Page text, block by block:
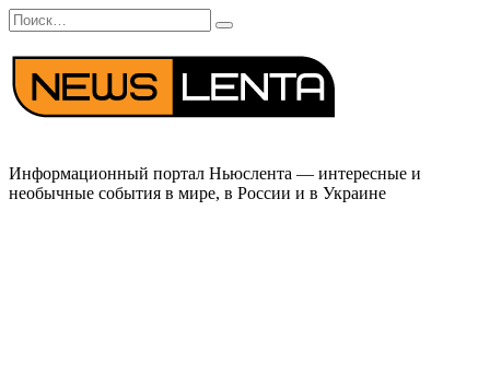
Перейти
к
содержанию
Search
for:
Информационный портал Ньюслента — интересные и
необычные события в мире, в России и в Украине